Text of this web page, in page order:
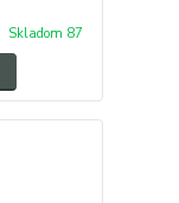
Skladom 87